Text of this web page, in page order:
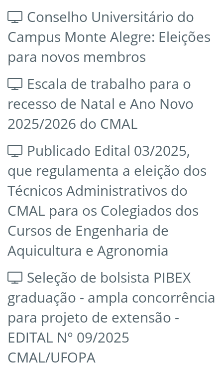
Conselho Universitário do
Campus Monte Alegre: Eleições
para novos membros
Escala de trabalho para o
recesso de Natal e Ano Novo
2025/2026 do CMAL
Publicado Edital 03/2025,
que regulamenta a eleição dos
Técnicos Administrativos do
CMAL para os Colegiados dos
Cursos de Engenharia de
Aquicultura e Agronomia
Seleção de bolsista PIBEX
graduação - ampla concorrência
para projeto de extensão -
EDITAL N° 09/2025
CMAL/UFOPA